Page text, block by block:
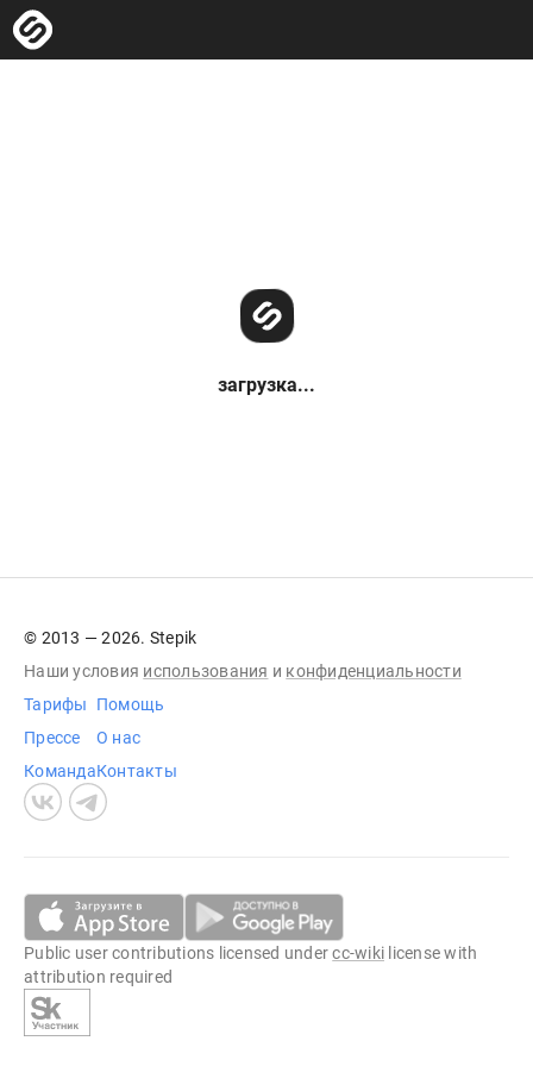
загрузка...
© 2013 — 2026. Stepik
Наши условия использования и конфиденциальности
Тарифы
Прессе
Команда
Помощь
О нас
Контакты
Public user contributions licensed undercc-wiki license with
attribution required